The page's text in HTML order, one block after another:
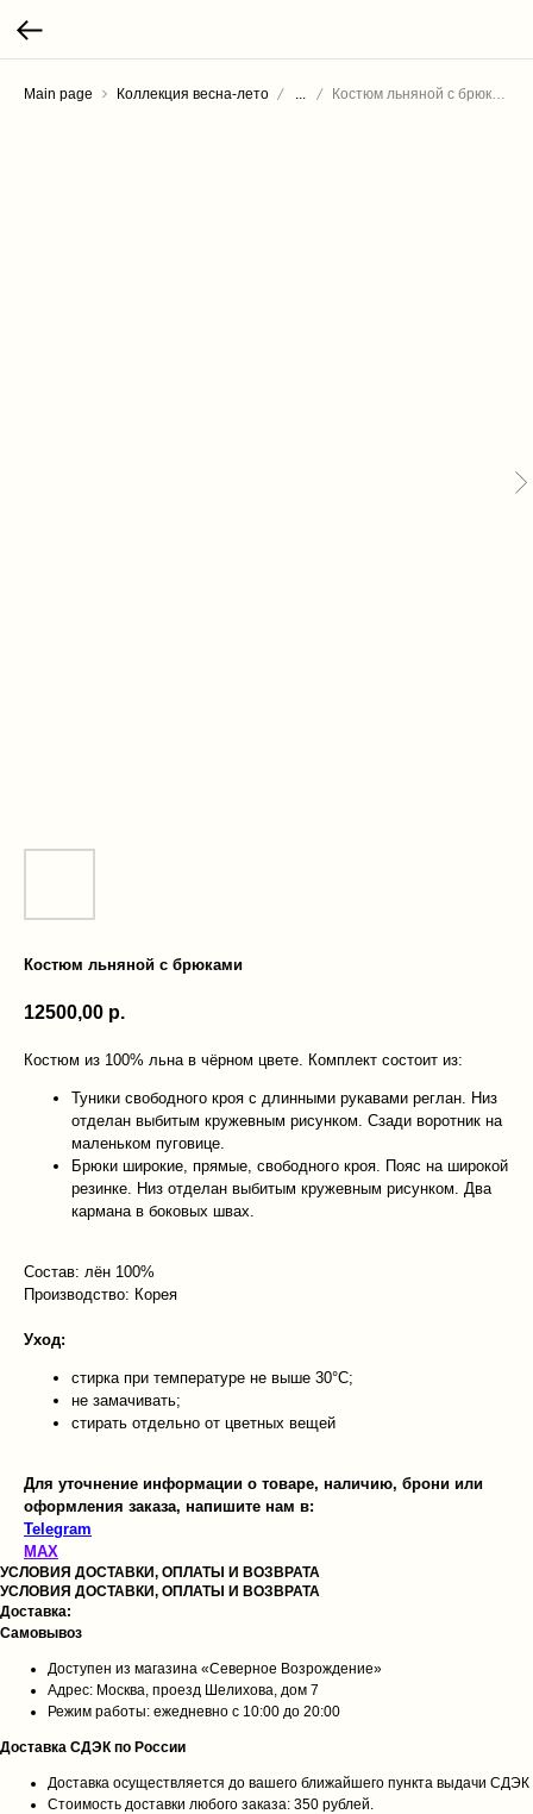
Main page Коллекция весна-лето
Костюм льняной с брюками
12500,00 р.
Костюм из 100% льна в чёрном цвете. Комплект состоит из:
Туники свободного кроя с длинными рукавами реглан. Низ
отделан выбитым кружевным рисунком. Сзади воротник на
маленьком пуговице.
Брюки широкие, прямые, свободного кроя. Пояс на широкой
резинке. Низ отделан выбитым кружевным рисунком. Два
кармана в боковых швах.
Состав: лён 100%
Производство: Корея
Уход:
стирка при температуре не выше 30°C;
не замачивать;
стирать отдельно от цветных вещей
Для уточнение информации о товаре, наличию, брони или
оформления заказа, напишите нам в:
Telegram
MAX
УСЛОВИЯ ДОСТАВКИ, ОПЛАТЫ И ВОЗВРАТА
УСЛОВИЯ ДОСТАВКИ, ОПЛАТЫ И ВОЗВРАТА
Доставка:
Самовывоз
Доступен из магазина «Северное Возрождение»
Адрес: Москва, проезд Шелихова, дом 7
Режим работы: ежедневно с 10:00 до 20:00
Доставка СДЭК по России
Доставка осуществляется до вашего ближайшего пункта выдачи СДЭК
Стоимость доставки любого заказа: 350 рублей.